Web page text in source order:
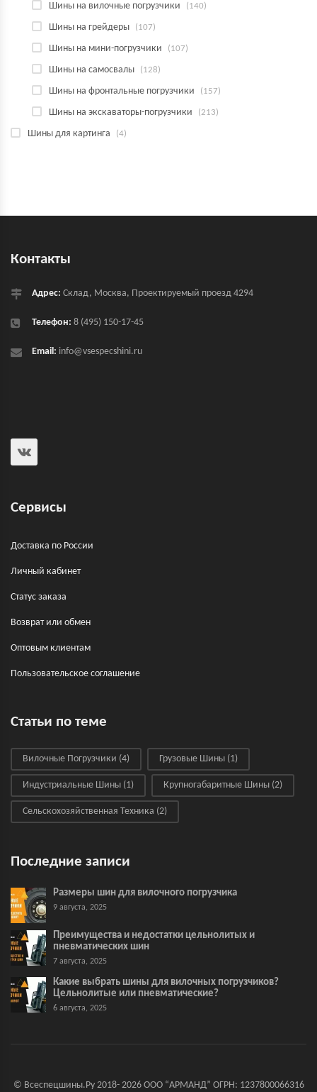
Шины на вилочные погрузчики (140)
Шины на грейдеры (107)
Шины на мини-погрузчики (107)
Шины на самосвалы (128)
Шины на фронтальные погрузчики (157)
Шины на экскаваторы-погрузчики (213)
Шины для картинга (4)
Контакты
Адрес: Склад, Москва, Проектируемый проезд 4294
Телефон: 8 (495) 150-17-45
Email: info@vsespecshini.ru
Сервисы
Доставка по России
Личный кабинет
Статус заказа
Возврат или обмен
Оптовым клиентам
Пользовательское соглашение
Статьи по теме
Вилочные Погрузчики (4) Грузовые Шины (1)
Индустриальные Шины (1) Крупногабаритные Шины (2)
Сельскохозяйственная Техника (2)
Последние записи
Размеры шин для вилочного погрузчика
9 августа, 2025
Преимущества и недостатки цельнолитых и
пневматических шин
7 августа, 2025
Какие выбрать шины для вилочных погрузчиков?
Цельнолитые или пневматические?
6 августа, 2025
© Всеспецшины.Ру 2018- 2026 ООО “АРМАНД” ОГРН: 1237800066316